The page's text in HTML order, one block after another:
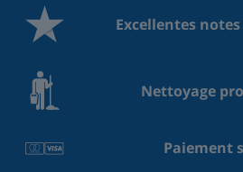
Excellentes
Nettoyage
Paiement